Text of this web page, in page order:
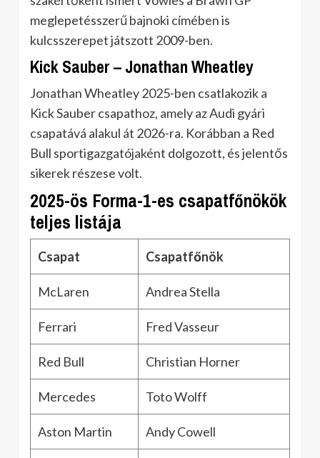
meglepetésszerű bajnoki címében is
kulcsszerepet játszott 2009-ben.
Kick Sauber – Jonathan Wheatley
Jonathan Wheatley 2025-ben csatlakozik a
Kick Sauber csapathoz, amely az Audi gyári
csapatává alakul át 2026-ra. Korábban a Red
Bull sportigazgatójaként dolgozott, és jelentős
sikerek részese volt.
2025-ös Forma-1-es csapatfőnökök
teljes listája
Csapat Csapatfőnök
McLaren Andrea Stella
Ferrari Fred Vasseur
Red Bull Christian Horner
Mercedes Toto Wolff
Aston Martin Andy Cowell